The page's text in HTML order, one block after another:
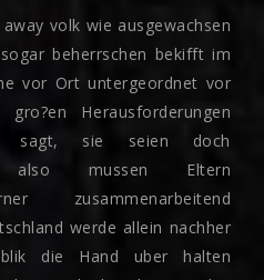
volk wie ausgewachsen
beherrschen bekifft im
vor Ort untergeordnet vor
Herausforderungen
sagt, sie seien doch
also mussen Eltern
zusammenarbeitend
werde allein nachher
die Hand uber halten